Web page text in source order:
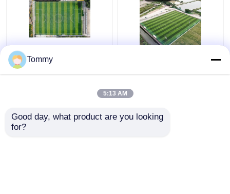
Ottima resistenza alle
intemperie erba
altezza del palo elevata
Tommy
5:13 AM
Good day, what product are you looking
for?